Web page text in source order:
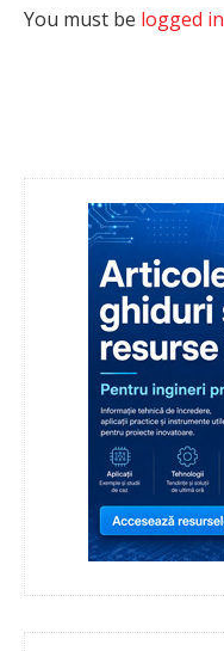
You must be logged in